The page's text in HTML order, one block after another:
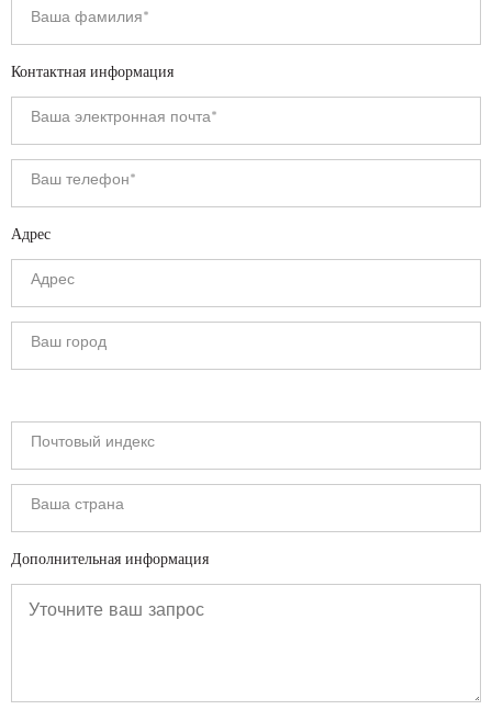
Контактная информация
Адрес
Дополнительная информация